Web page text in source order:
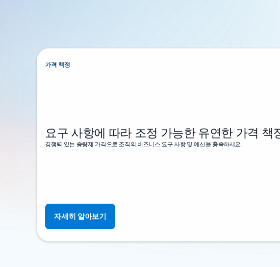
가격 책정
요구 사항에 따라 조정 가능한 유연한 가격 책
경쟁력 있는 종량제 가격으로 조직의 비즈니스 요구 사항 및 예산을 충족하세요.
자세히 알아보기